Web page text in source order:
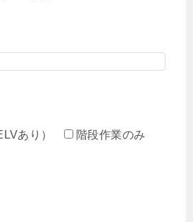
あり）
階段作業のみ